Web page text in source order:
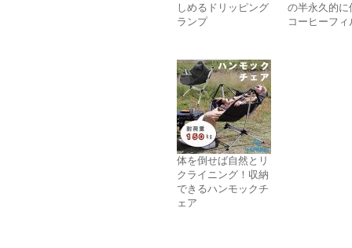
しめるドリッピング
ランプ
の半永久的に
コーヒーフィ
体を倒せば自然とリ
クライニング！収納
できるハンモックチ
ェア